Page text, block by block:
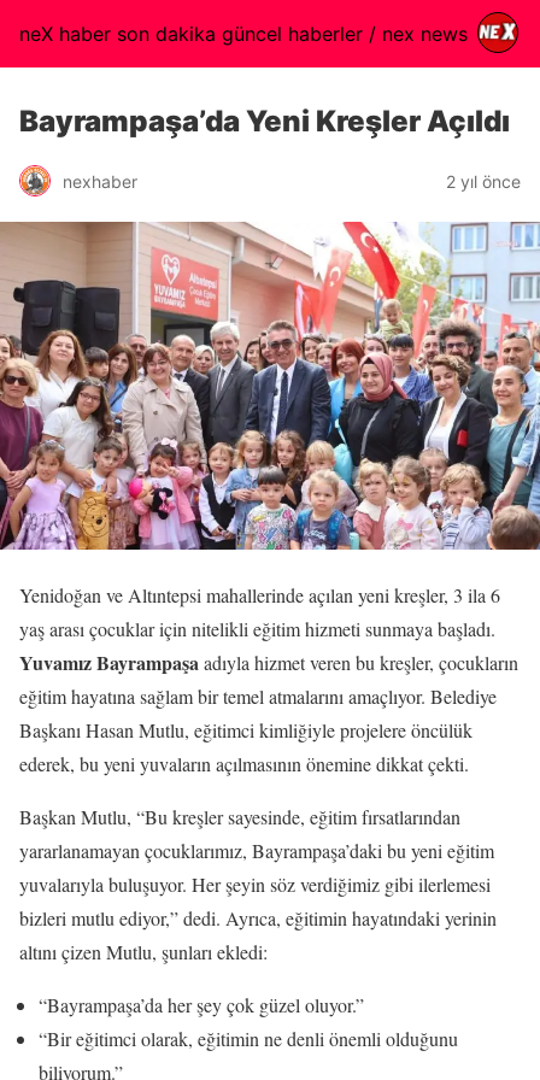
neX haber son dakika güncel haberler / nex news
Bayrampaşa’da Yeni Kreşler Açıldı
nexhaber 2 yıl önce
Yenidoğan ve Altıntepsi mahallerinde açılan yeni kreşler, 3 ila 6
yaş arası çocuklar için nitelikli eğitim hizmeti sunmaya başladı.
Yuvamız Bayrampaşaadıyla hizmet veren bu kreşler, çocukların
eğitim hayatına sağlam bir temel atmalarını amaçlıyor. Belediye
Başkanı Hasan Mutlu, eğitimci kimliğiyle projelere öncülük
ederek, bu yeni yuvaların açılmasının önemine dikkat çekti.
Başkan Mutlu, “Bu kreşler sayesinde, eğitim fırsatlarından
yararlanamayan çocuklarımız, Bayrampaşa’daki bu yeni eğitim
yuvalarıyla buluşuyor. Her şeyin söz verdiğimiz gibi ilerlemesi
bizleri mutlu ediyor,” dedi. Ayrıca, eğitimin hayatındaki yerinin
altını çizen Mutlu, şunları ekledi:
“Bayrampaşa’da her şey çok güzel oluyor.”
“Bir eğitimci olarak, eğitimin ne denli önemli olduğunu
biliyorum.”